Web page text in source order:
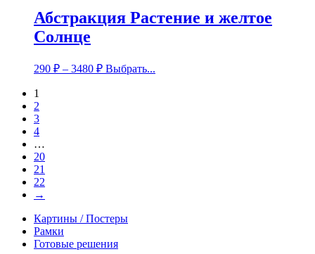
Абстракция Растение и желтое
Солнце
290 ₽ – 3480 ₽ Выбрать...
1
2
3
4
…
20
21
22
→
Картины / Постеры
Рамки
Готовые решения